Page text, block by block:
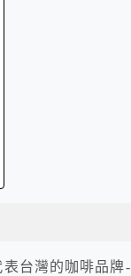
台灣的咖啡品牌-